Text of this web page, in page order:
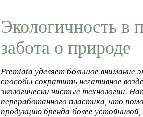
Экологичность в
забота о природе
Premiata уделяет большое внимание
способы сократить негативное
экологически чистые технологии.
переработанного пластика, что
продукцию бренда более